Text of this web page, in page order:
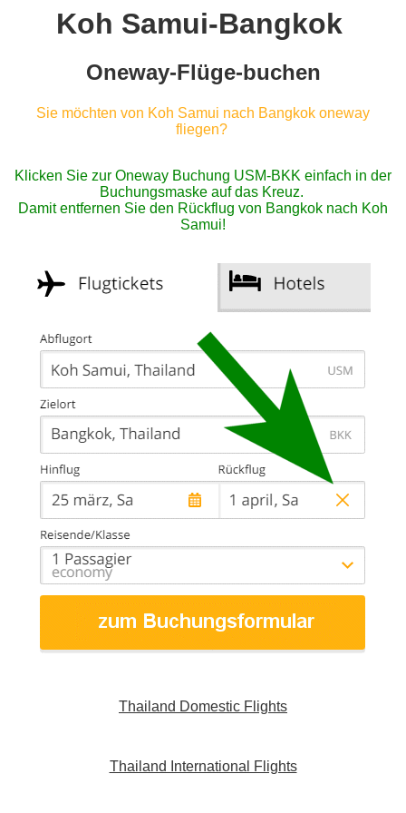
Koh Samui-Bangkok
Oneway-Flüge-buchen
Sie möchten von Koh Samui nach Bangkok oneway
fliegen?
Klicken Sie zur Oneway Buchung USM-BKK einfach in der
Buchungsmaske auf das Kreuz.
Damit entfernen Sie den Rückflug von Bangkok nach Koh
Samui!
Thailand Domestic Flights
Thailand International Flights